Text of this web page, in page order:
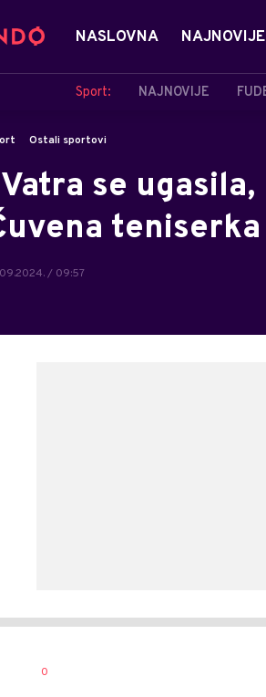
NASLOVNA NAJNOVIJE
Sport: NAJNOVIJE
Ostali sportovi
se
/ 09:57
AUTOR
0